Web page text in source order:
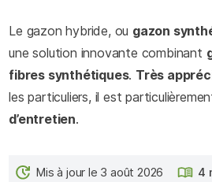
Mis à jour le 3 août 2026 4
Le gazon hybride, ou gazon
une solution innovante combinant
fibres synthétiques. Très
les particuliers, il est
d’entretien.